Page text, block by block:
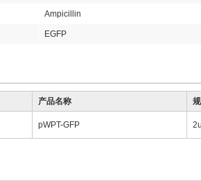
Ampicillin
EGFP
产品名称
pWPT-GFP